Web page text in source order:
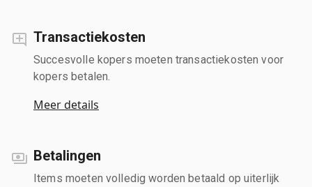
Transactiekosten
Succesvolle kopers moeten transactiekosten voor
kopers betalen.
Meer details
Betalingen
Items moeten volledig worden betaald op uiterlijk